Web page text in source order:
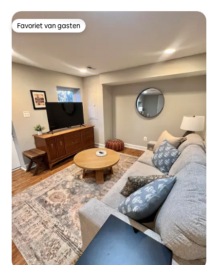
Favoriet van gasten
Favoriet van gasten